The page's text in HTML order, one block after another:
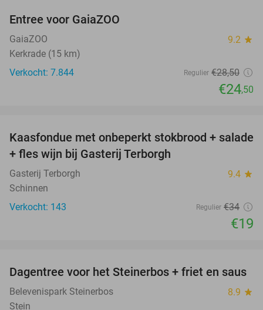
Entree voor GaiaZOO
GaiaZOO 9.2 star
Kerkrade (15 km)
Verkocht: 7.844
Regulier €28,50
€24,50
44%
Kaasfondue met onbeperkt stokbrood + salade
+ fles wijn bij Gasterij Terborgh
Gasterij Terborgh 9.4 star
Schinnen
Verkocht: 143
Regulier €34
€19
37%
Dagentree voor het Steinerbos + friet en saus
Belevenispark Steinerbos 8.9 star
Stein